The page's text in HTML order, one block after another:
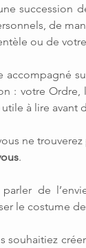
succession
de
ou de
accompagné
: votre Ordre,
à lire avant
ne
.
parler de
le costume
souhaitiez